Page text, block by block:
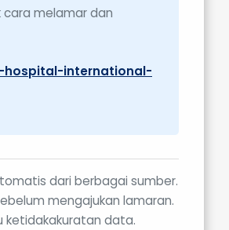
cara melamar dan
international-
dari berbagai sumber.
mengajukan lamaran.
ketidakakuratan data.